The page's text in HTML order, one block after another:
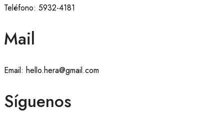
Teléfono: 5932-4181
Mail
Email: hello.hera@gmail.com
Síguenos